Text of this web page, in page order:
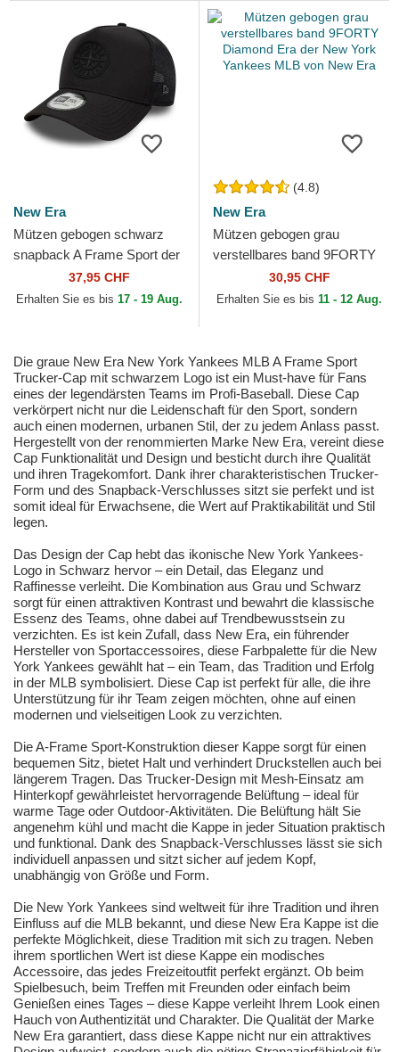
New Era
Mützen gebogen schwarz
snapback A Frame Sport der
Seattle Mariners MLB von
New Era
37,95 CHF
Erhalten Sie es bis 17 - 19 Aug.
(4.8)
New Era
Mützen gebogen grau
verstellbares band 9FORTY
Diamond Era der New York
Yankees MLB von New Era
30,95 CHF
Erhalten Sie es bis 11 - 12 Aug.
Die graue New Era New York Yankees MLB A Frame Sport
Trucker-Cap mit schwarzem Logo ist ein Must-have für Fans
eines der legendärsten Teams im Profi-Baseball. Diese Cap
verkörpert nicht nur die Leidenschaft für den Sport, sondern
auch einen modernen, urbanen Stil, der zu jedem Anlass passt.
Hergestellt von der renommierten Marke New Era, vereint diese
Cap Funktionalität und Design und besticht durch ihre Qualität
und ihren Tragekomfort. Dank ihrer charakteristischen Trucker-
Form und des Snapback-Verschlusses sitzt sie perfekt und ist
somit ideal für Erwachsene, die Wert auf Praktikabilität und Stil
legen.
Das Design der Cap hebt das ikonische New York Yankees-
Logo in Schwarz hervor – ein Detail, das Eleganz und
Raffinesse verleiht. Die Kombination aus Grau und Schwarz
sorgt für einen attraktiven Kontrast und bewahrt die klassische
Essenz des Teams, ohne dabei auf Trendbewusstsein zu
verzichten. Es ist kein Zufall, dass New Era, ein führender
Hersteller von Sportaccessoires, diese Farbpalette für die New
York Yankees gewählt hat – ein Team, das Tradition und Erfolg
in der MLB symbolisiert. Diese Cap ist perfekt für alle, die ihre
Unterstützung für ihr Team zeigen möchten, ohne auf einen
modernen und vielseitigen Look zu verzichten.
Die A-Frame Sport-Konstruktion dieser Kappe sorgt für einen
bequemen Sitz, bietet Halt und verhindert Druckstellen auch bei
längerem Tragen. Das Trucker-Design mit Mesh-Einsatz am
Hinterkopf gewährleistet hervorragende Belüftung – ideal für
warme Tage oder Outdoor-Aktivitäten. Die Belüftung hält Sie
angenehm kühl und macht die Kappe in jeder Situation praktisch
und funktional. Dank des Snapback-Verschlusses lässt sie sich
individuell anpassen und sitzt sicher auf jedem Kopf,
unabhängig von Größe und Form.
Die New York Yankees sind weltweit für ihre Tradition und ihren
Einfluss auf die MLB bekannt, und diese New Era Kappe ist die
perfekte Möglichkeit, diese Tradition mit sich zu tragen. Neben
ihrem sportlichen Wert ist diese Kappe ein modisches
Accessoire, das jedes Freizeitoutfit perfekt ergänzt. Ob beim
Spielbesuch, beim Treffen mit Freunden oder einfach beim
Genießen eines Tages – diese Kappe verleiht Ihrem Look einen
Hauch von Authentizität und Charakter. Die Qualität der Marke
New Era garantiert, dass diese Kappe nicht nur ein attraktives